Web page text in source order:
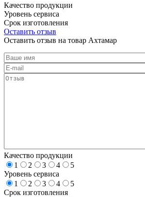
Качество продукции
Уровень сервиса
Срок изготовления
Оставить отзыв
Оставить отзыв на товар Ахтамар
Качество продукции
1
2 3 4
5
Уровень сервиса
1
2 3 4
5
Срок изготовления